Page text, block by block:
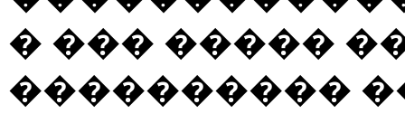
� ��� �����
����������